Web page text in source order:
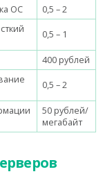
ОС
0,5 – 2
0,5 – 1
400 рублей
0,5 – 2
50 рублей/
мегабайт